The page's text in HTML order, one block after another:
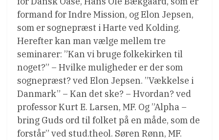
formand for Indre Mission, og Elon Jepsen,
som er sognepræst i Harte ved Kolding.
Herefter kan man vælge mellem tre
seminarer: ”Kan vi bruge folkekirken til
noget?” – Hvilke muligheder er der som
sognepræst? ved Elon Jepsen. ”Vækkelse i
Danmark” – Kan det ske? – Hvordan? ved
professor Kurt E. Larsen, MF. Og ”Alpha –
bring Guds ord til folket på en måde, som de
forstår” ved stud.theol. Søren Rønn, MF.